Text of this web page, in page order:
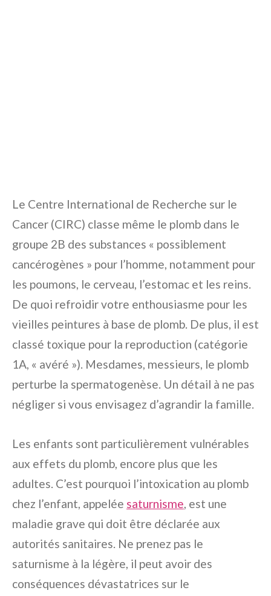
Le Centre International de Recherche sur le
Cancer (CIRC) classe même le plomb dans le
groupe 2B des substances « possiblement
cancérogènes » pour l’homme, notamment pour
les poumons, le cerveau, l’estomac et les reins.
De quoi refroidir votre enthousiasme pour les
vieilles peintures à base de plomb. De plus, il est
classé toxique pour la reproduction (catégorie
1A, « avéré »). Mesdames, messieurs, le plomb
perturbe la spermatogenèse. Un détail à ne pas
négliger si vous envisagez d’agrandir la famille.
Les enfants sont particulièrement vulnérables
aux effets du plomb, encore plus que les
adultes. C’est pourquoi l’intoxication au plomb
chez l’enfant, appelée saturnisme, est une
maladie grave qui doit être déclarée aux
autorités sanitaires. Ne prenez pas le
saturnisme à la légère, il peut avoir des
conséquences dévastatrices sur le